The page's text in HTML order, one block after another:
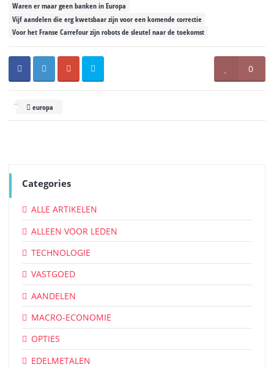
Waren er maar geen banken in Europa
Vijf aandelen die erg kwetsbaar zijn voor een komende correctie
Voor het Franse Carrefour zijn robots de sleutel naar de toekomst
0
europa
Categories
ALLE ARTIKELEN
ALLEEN VOOR LEDEN
TECHNOLOGIE
VASTGOED
AANDELEN
MACRO-ECONOMIE
OPTIES
EDELMETALEN